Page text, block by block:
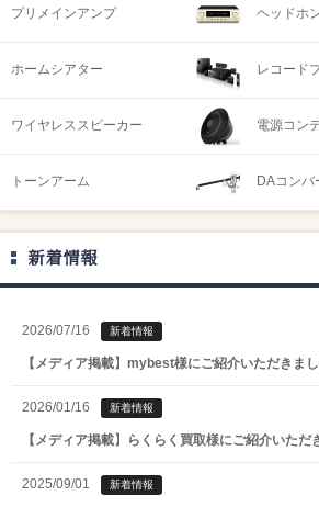
プリメインアンプ ヘッドホ
ホームシアター レコード
ワイヤレススピーカー 電源コン
トーンアーム DAコンバ
新着情報
2026/07/16 新着情報
【メディア掲載】mybest様にご紹介いただきまし
2026/01/16 新着情報
【メディア掲載】らくらく買取様にご紹介いただ
2025/09/01 新着情報